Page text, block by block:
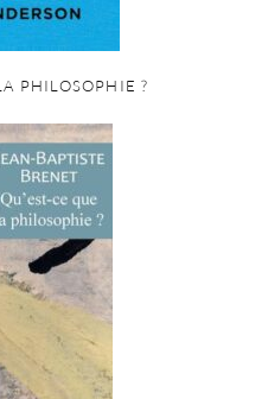
PHILOSOPHIE ?